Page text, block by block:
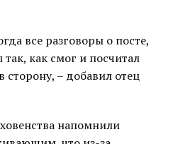
все разговоры о посте,
как смог и посчитал
– добавил отец
напомнили